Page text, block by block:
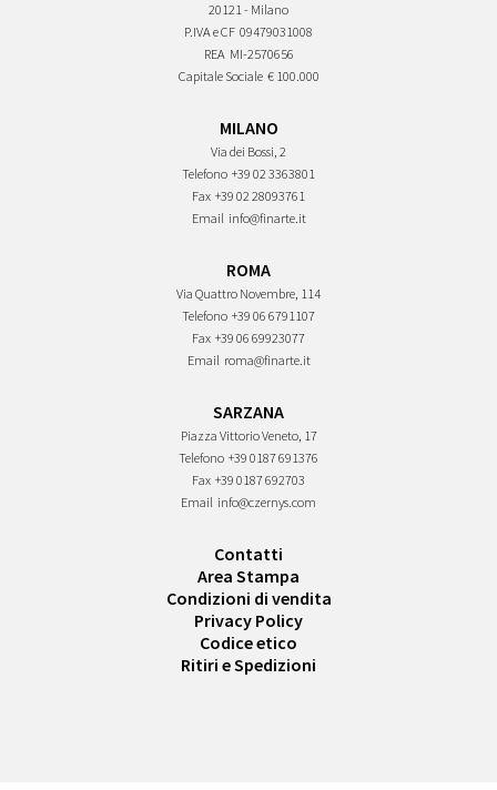
20121 - Milano
P.IVA e CF 09479031008
REA MI-2570656
Capitale Sociale € 100.000
MILANO
Via dei Bossi, 2
Telefono +39 02 3363801
Fax +39 02 28093761
Email info@finarte.it
ROMA
Via Quattro Novembre, 114
Telefono +39 06 6791107
Fax +39 06 69923077
Email roma@finarte.it
SARZANA
Piazza Vittorio Veneto, 17
Telefono +39 0187 691376
Fax +39 0187 692703
Email info@czernys.com
Contatti
Area Stampa
Condizioni di vendita
Privacy Policy
Codice etico
Ritiri e Spedizioni